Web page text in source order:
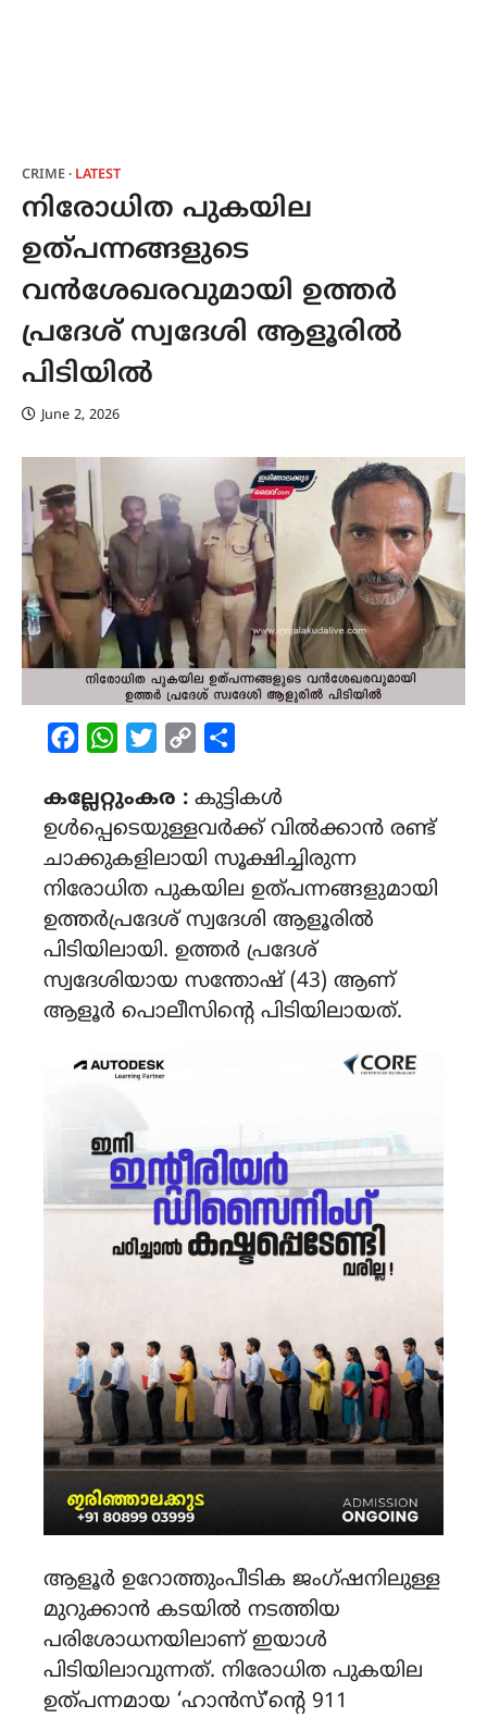
CRIME LATEST
നിരോധിത പുകയില
ഉത്പന്നങ്ങളുടെ
വൻശേഖരവുമായി ഉത്തർ
പ്രദേശ് സ്വദേശി ആളൂരിൽ
പിടിയിൽ
June 2, 2026
FacebookWhatsAppTwitterCopy
കല്ലേറ്റുംകര : കുട്ടികൾ
ഉൾപ്പെടെയുള്ളവർക്ക് വിൽക്കാൻ രണ്ട്
ചാക്കുകളിലായി സൂക്ഷിച്ചിരുന്ന
നിരോധിത പുകയില ഉത്പന്നങ്ങളുമായി
ഉത്തർപ്രദേശ് സ്വദേശി ആളൂരിൽ
പിടിയിലായി. ഉത്തർ പ്രദേശ്
സ്വദേശിയായ സന്തോഷ് (43) ആണ്
ആളൂർ പൊലീസിന്റെ പിടിയിലായത്.
ആളൂർ ഉറോത്തുംപീടിക ജംഗ്ഷനിലുള്ള
മുറുക്കാൻ കടയിൽ നടത്തിയ
പരിശോധനയിലാണ് ഇയാൾ
പിടിയിലാവുന്നത്. നിരോധിത പുകയില
ഉത്പന്നമായ ‘ഹാൻസ്’ന്റെ 911